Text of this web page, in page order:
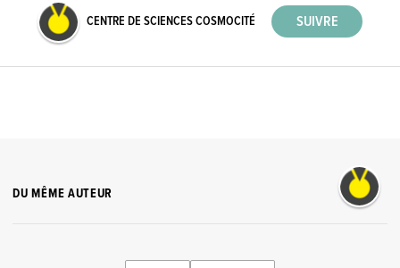
CENTRE DE SCIENCES COSMOCITÉ
DU MÊME AUTEUR